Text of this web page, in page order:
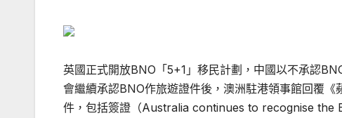
英國正式開放BNO「5+1」移民計劃，中國以不承認
會繼續承認BNO作旅遊證件後，澳洲駐港領事館回覆
件，包括簽證（Australia continues to recognise